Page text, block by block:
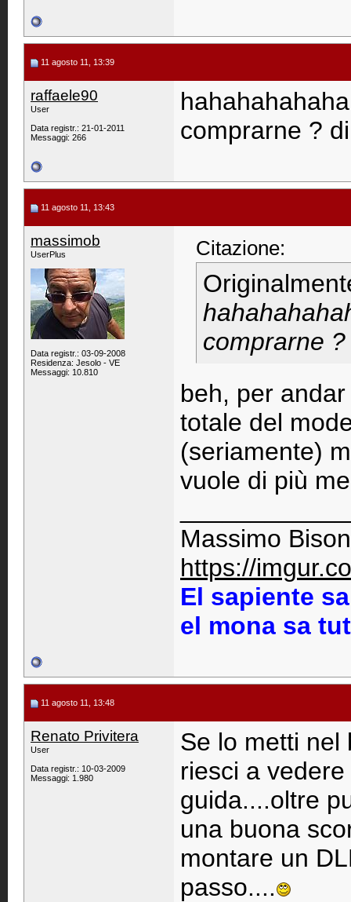
11 agosto 11, 13:39
raffaele90
User
Data registr.: 21-01-2011
Messaggi: 266
comprarne ?
11 agosto 11, 13:43
massimob
UserPlus
Data registr.: 03-09-2008
Residenza: Jesolo - VE
Messaggi: 10.810
Citazione:
comprarne
beh, per
totale del
(seriamente)
vuole di più
Massimo Bison
https://
El sapiente
el mona sa
11 agosto 11, 13:48
Renato Privitera
User
Data registr.: 10-03-2009
Messaggi: 1.980
Se lo metti nel
riesci a
guida....oltre
una buona
montare un
passo....